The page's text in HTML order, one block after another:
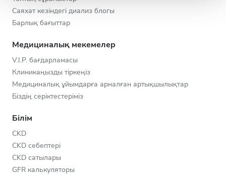
Саяхат кезіндегі диализ блогы
Барлық бағыттар
Медициналық мекемелер
V.I.P. бағдарламасы
Клиникаңызды тіркеңіз
Медициналық ұйымдарға арналған артықшылықтар
Біздің серіктестеріміз
Білім
CKD
CKD себептері
CKD сатылары
GFR калькуляторы